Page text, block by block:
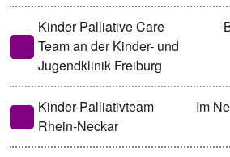
Kinder Palliative Care
Team an der Kinder- und
Jugendklinik Freiburg
Kinder-Palliativteam
Rhein-Neckar
Im